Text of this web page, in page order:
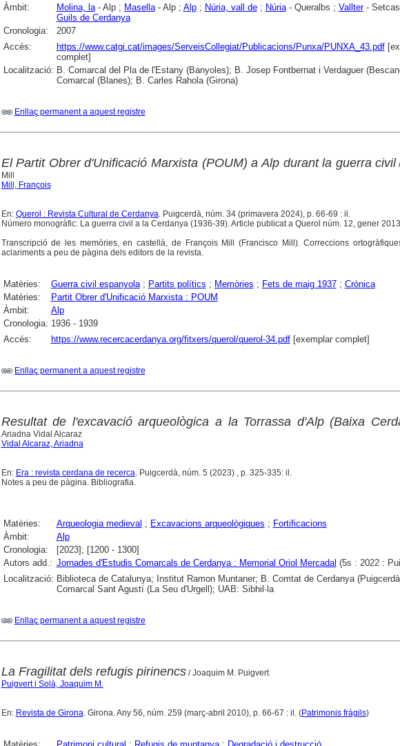
Àmbit:
Molina, la- Alp ; Masella- Alp ; Alp; Núria, vall de; Núria- Queralbs ; Vallter-
Guils de Cerdanya
Cronologia:
2007
Accés:
https://www.catgi.cat/images/ServeisCollegiat/Publicacions/Punxa/PUNXA_43.pdf
complet]
Localització: B. Comarcal del Pla de l'Estany (Banyoles); B. Josep Fontbernat i Verdaguer
Comarcal (Blanes); B. Carles Rahola (Girona)
Enllaç permanent a aquest registre
El Partit Obrer d'Unificació Marxista (POUM) a Alp durant la guerra civil
Mill
Mill, François
En: Querol : Revista Cultural de Cerdanya . Puigcerdà, núm. 34 (primavera 2024), p. 66-69 : il.
Número monogràfic: La guerra civil a la Cerdanya (1936-39). Article publicat a Querol núm. 12, gener
Transcripció de les memòries, en castellà, de François Mill (Francisco Mill). Correccions
aclariments a peu de pàgina dels editors de la revista.
Matèries: Guerra civil espanyola; Partits polítics ; Memòries ; Fets de maig 1937; Crònica
Matèries:
Partit Obrer d'Unificació Marxista : POUM
Àmbit:
Alp
Cronologia: 1936 - 1939
Accés:
https://www.recercacerdanya.org/fitxers/querol/querol-34.pdf[exemplar complet]
Enllaç permanent a aquest registre
Resultat de l'excavació arqueològica a la Torrassa d'Alp (Baixa
Ariadna Vidal Alcaraz
Vidal Alcaraz, Ariadna
En: Era : revista cerdana de recerca . Puigcerdà, núm. 5 (2023) , p. 325-335: il.
Notes a peu de pàgina. Bibliografia.
Matèries: Arqueologia medieval ; Excavacions arqueològiques ; Fortificacions
Àmbit:
Alp
Cronologia:
[2023]; [1200 - 1300]
Autors add.: Jornades d'Estudis Comarcals de Cerdanya : Memorial Oriol Mercadal (5s : 2022 :
Localització: Biblioteca de Catalunya; Institut Ramon Muntaner; B. Comtat de Cerdanya
Comarcal Sant Agustí (La Seu d'Urgell); UAB: Sibhil·la
Enllaç permanent a aquest registre
La Fragilitat dels refugis pirinencs/ Joaquim M. Puigvert
Puigvert i Solà, Joaquim M.
En: Revista de Girona. Girona. Any 56, núm. 259 (març-abril 2010), p. 66-67 : il. (Patrimonis fràgils)